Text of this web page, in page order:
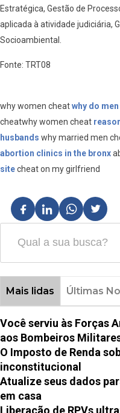
Estratégica, Gestão de
aplicada à atividade judiciária,
Socioambiental.
Fonte: TRT08
why women cheatwhy do
cheatwhy women cheat
husbands why married men
abortion clinics in the bronx
sitecheat on my girlfriend
Mais lidas Últimas
Você serviu às Forças
aos Bombeiros
O Imposto de Renda
inconstitucional
Atualize seus dados
em casa
Liberação de RPVs